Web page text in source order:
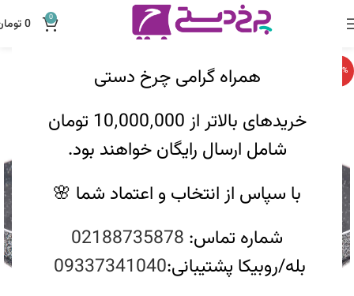
همراه گرامی چرخ دستی
خریدهای بالاتر از 10٬000٬000 تومان
شامل ارسال رایگان خواهند بود.
با سپاس از انتخاب و اعتماد شما 🌸
شماره تماس: 02188735878
بله/روبیکا پشتیبانی:09337341040
0
0
-20%